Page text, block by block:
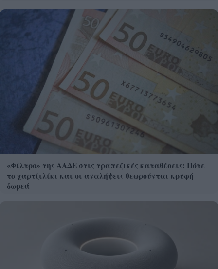
«Φίλτρο» της ΑΑΔΕ στις τραπεζικές καταθέσεις: Πότε
το χαρτζιλίκι και οι αναλήψεις θεωρούνται κρυφή
δωρεά